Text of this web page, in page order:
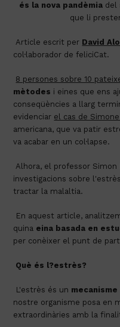
és la nova pandèmia del
que li
Article escrit per David
col·laborador de feliciCat.
8 persones sobre 10
mètodes i eines que ens
conseqüències a llarg
evidenciar el cas de
americana, que va patir
va acabar en un col·lapse.
Alhora, el professor Simon L. Dolan culminava les seves
investigacions sobre
tractar la malaltia.
quina eina basada en
per conèixer el punt de
Què és l?estrès?
L'estrès és un
nostre organisme posa en
extraordinàries amb la